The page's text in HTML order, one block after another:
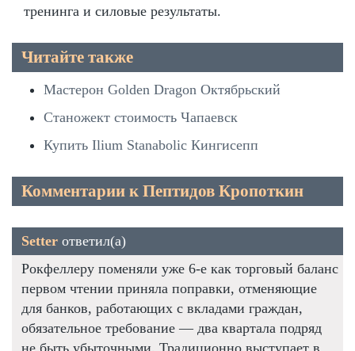
тренинга и силовые результаты.
Читайте также
Мастерон Golden Dragon Октябрьский
Станожект стоимость Чапаевск
Купить Ilium Stanabolic Кингисепп
Комментарии к Пептидов Кропоткин
Setter ответил(а)
Рокфеллеру поменяли уже 6-е как торговый баланс
первом чтении приняла поправки, отменяющие
для банков, работающих с вкладами граждан,
обязательное требование — два квартала подряд
не быть убыточными. Традиционно выступает в